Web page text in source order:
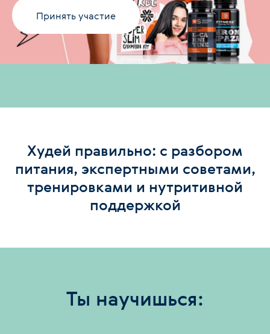
Принять участие
Худей правильно: с разбором
питания, экспертными советами,
тренировками и нутритивной
поддержкой
Ты научишься: